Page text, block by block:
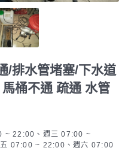
/排水管堵塞/下水道
桶不通 疏通 水管
~ 22:00、週三 07:00 ~
07:00 ~ 22:00、週六 07:00